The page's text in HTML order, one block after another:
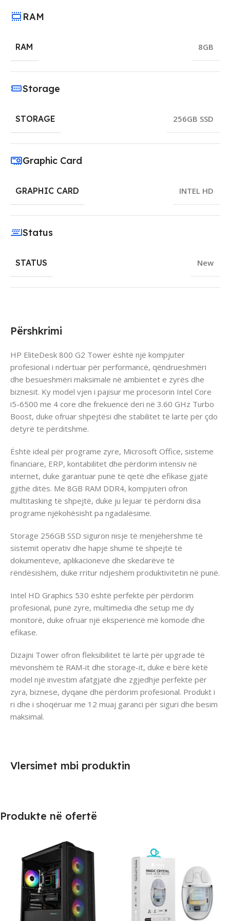
Përshkrimi
HP EliteDesk 800 G2 Tower është një kompjuter
profesional i ndërtuar për performancë, qëndrueshmëri
dhe besueshmëri maksimale në ambientet e zyrës dhe
biznesit. Ky model vjen i pajisur me procesorin Intel Core
i5-6500 me 4 core dhe frekuencë deri në 3.60 GHz Turbo
Boost, duke ofruar shpejtësi dhe stabilitet të lartë për çdo
detyrë të përditshme.
Është ideal për programe zyre, Microsoft Office, sisteme
financiare, ERP, kontabilitet dhe përdorim intensiv në
internet, duke garantuar punë të qetë dhe efikase gjatë
gjithë ditës. Me 8GB RAM DDR4, kompjuteri ofron
multitasking të shpejtë, duke ju lejuar të përdorni disa
programe njëkohësisht pa ngadalësime.
Storage 256GB SSD siguron nisje të menjëhershme të
sistemit operativ dhe hapje shumë të shpejtë të
dokumenteve, aplikacioneve dhe skedarëve të
rëndësishëm, duke rritur ndjeshëm produktivitetin në punë.
Intel HD Graphics 530 është perfekte për përdorim
profesional, punë zyre, multimedia dhe setup me dy
monitorë, duke ofruar një eksperiencë më komode dhe
efikase.
Dizajni Tower ofron fleksibilitet të lartë për upgrade të
mëvonshëm të RAM-it dhe storage-it, duke e bërë këtë
model një investim afatgjatë dhe zgjedhje perfekte për
zyra, biznese, dyqane dhe përdorim profesional. Produkt i
ri dhe i shoqëruar me 12 muaj garanci për siguri dhe besim
maksimal.
RAM
RAM 8GB
Storage
STORAGE 256GB SSD
Graphic Card
GRAPHIC CARD INTEL HD
Status
STATUS New
Vlersimet mbi produktin
Produkte në ofertë